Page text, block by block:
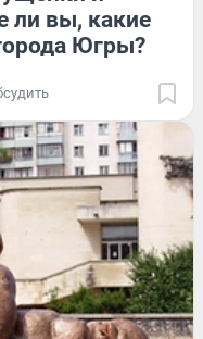
ли вы, какие
Югры?